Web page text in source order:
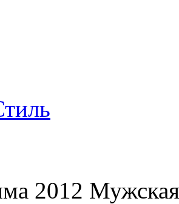
2012